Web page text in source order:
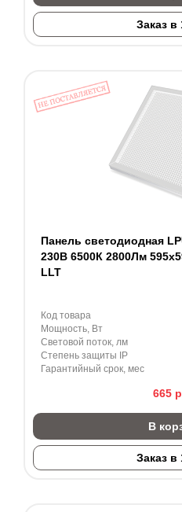
Заказ в
Панель светодиодная
230В 6500К 2800Лм
LLT
Код товара
Мощность, Вт
Световой поток, лм
Степень защиты IP
Гарантийный срок, мес
665
В
Заказ в